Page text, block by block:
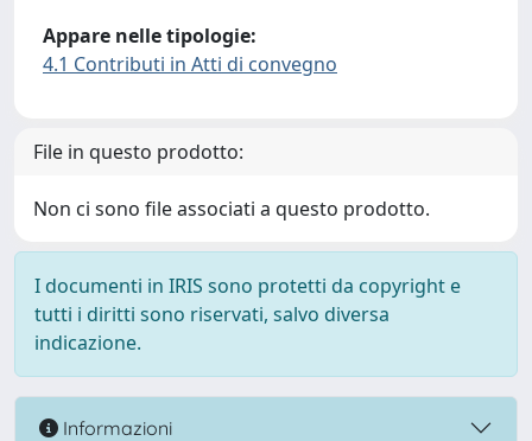
Appare nelle tipologie:
4.1 Contributi in Atti di convegno
File in questo prodotto:
Non ci sono file associati a questo prodotto.
I documenti in IRIS sono protetti da copyright e
tutti i diritti sono riservati, salvo diversa
indicazione.
Informazioni